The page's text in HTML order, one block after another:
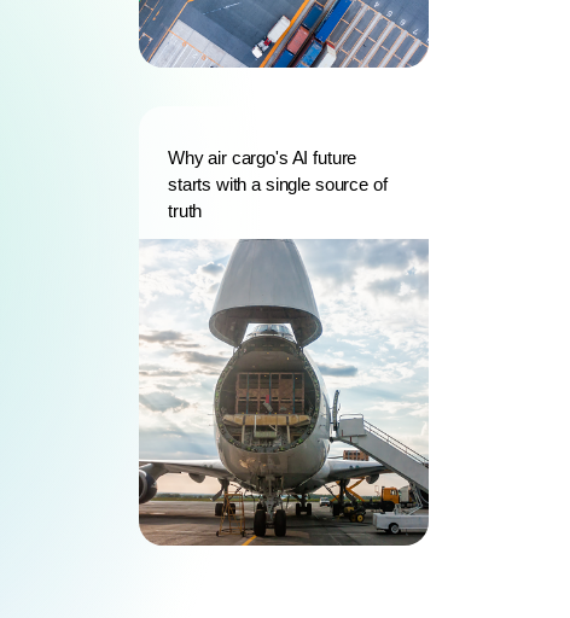
Why air cargo's AI future
starts with a single source of
truth